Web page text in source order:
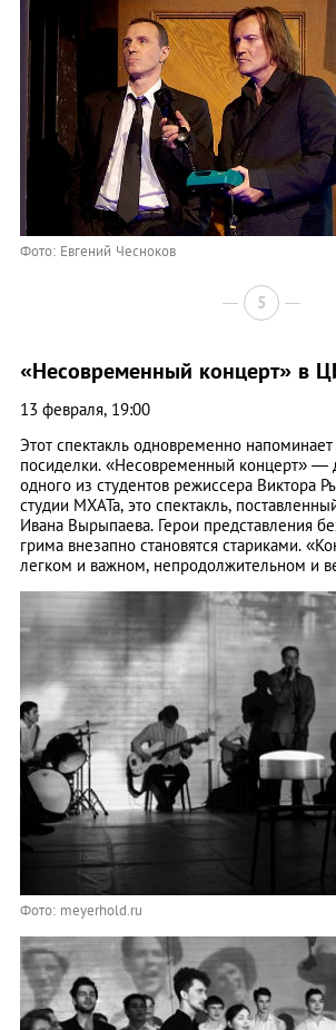
Фото: Евгений Чесноков
5
«Несовременный концерт» в
13 февраля, 19:00
Этот спектакль одновременно
посиделки. «Несовременный концерт» —
одного из студентов режиссера Виктора
студии МХАТа, это спектакль,
Ивана Вырыпаева. Герои представления
грима внезапно становятся стариками.
легком и важном, непродолжительном и
Фото: meyerhold.ru